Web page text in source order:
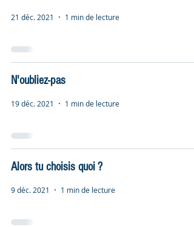
21 déc. 2021 1 min de lecture
N'oubliez-pas
19 déc. 2021 1 min de lecture
Alors tu choisis quoi ?
9 déc. 2021 1 min de lecture